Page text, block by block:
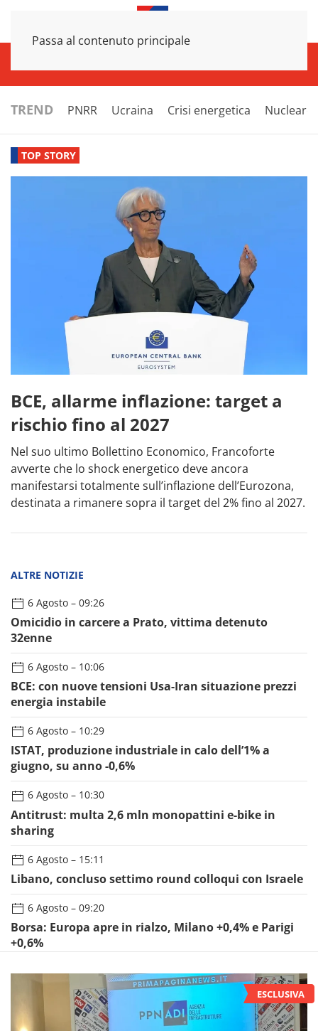
Passa al contenuto principale
TREND PNRR Ucraina Crisi energetica Nucleare
TOP STORY
BCE, allarme inflazione: target a
rischio fino al 2027
Nel suo ultimo Bollettino Economico, Francoforte
avverte che lo shock energetico deve ancora
manifestarsi totalmente sull’inflazione dell’Eurozona,
destinata a rimanere sopra il target del 2% fino al 2027.
ALTRE NOTIZIE
6 Agosto – 10:06
BCE: con nuove tensioni Usa-Iran situazione prezzi
energia instabile
6 Agosto – 10:29
ISTAT, produzione industriale in calo dell’1% a
giugno, su anno -0,6%
6 Agosto – 10:30
Antitrust: multa 2,6 mln monopattini e-bike in
sharing
6 Agosto – 15:11
Libano, concluso settimo round colloqui con Israele
6 Agosto – 09:20
Borsa: Europa apre in rialzo, Milano +0,4% e Parigi
+0,6%
6 Agosto – 09:26
Omicidio in carcere a Prato, vittima detenuto
32enne